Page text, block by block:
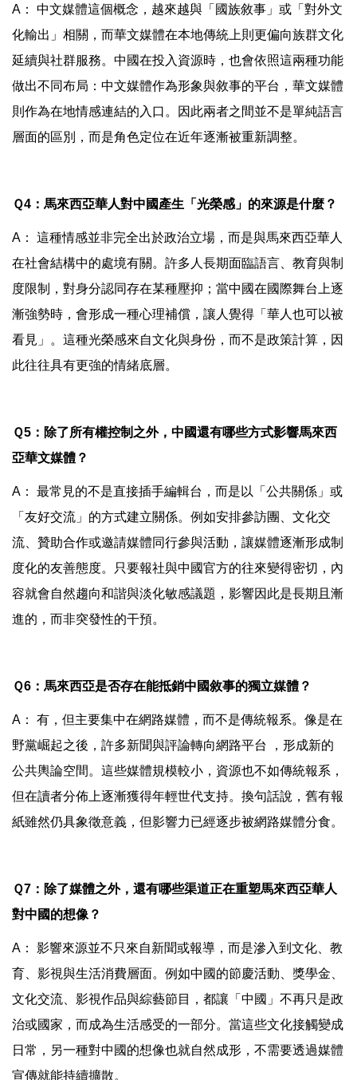
A： 中文媒體這個概念，越來越與「國族敘事」或「對外文
化輸出」相關，而華文媒體在本地傳統上則更偏向族群文化
延續與社群服務。中國在投入資源時，也會依照這兩種功能
做出不同布局：中文媒體作為形象與敘事的平台，華文媒體
則作為在地情感連結的入口。因此兩者之間並不是單純語言
層面的區別，而是角色定位在近年逐漸被重新調整。
Ｑ4：馬來西亞華人對中國產生「光榮感」的來源是什麼？
A： 這種情感並非完全出於政治立場，而是與馬來西亞華人
在社會結構中的處境有關。許多人長期面臨語言、教育與制
度限制，對身分認同存在某種壓抑；當中國在國際舞台上逐
漸強勢時，會形成一種心理補償，讓人覺得「華人也可以被
看見」。這種光榮感來自文化與身份，而不是政策計算，因
此往往具有更強的情緒底層。
Ｑ5：除了所有權控制之外，中國還有哪些方式影響馬來西
亞華文媒體？
A： 最常見的不是直接插手編輯台，而是以「公共關係」或
「友好交流」的方式建立關係。例如安排參訪團、文化交
流、贊助合作或邀請媒體同行參與活動，讓媒體逐漸形成制
度化的友善態度。只要報社與中國官方的往來變得密切，內
容就會自然趨向和諧與淡化敏感議題，影響因此是長期且漸
進的，而非突發性的干預。
Ｑ6：馬來西亞是否存在能抵銷中國敘事的獨立媒體？
A： 有，但主要集中在網路媒體，而不是傳統報系。像是在
野黨崛起之後，許多新聞與評論轉向網路平台 ，形成新的
公共輿論空間。這些媒體規模較小，資源也不如傳統報系，
但在讀者分佈上逐漸獲得年輕世代支持。換句話說，舊有報
紙雖然仍具象徵意義，但影響力已經逐步被網路媒體分食。
Ｑ7：除了媒體之外，還有哪些渠道正在重塑馬來西亞華人
對中國的想像？
A： 影響來源並不只來自新聞或報導，而是滲入到文化、教
育、影視與生活消費層面。例如中國的節慶活動、獎學金、
文化交流、影視作品與綜藝節目，都讓「中國」不再只是政
治或國家，而成為生活感受的一部分。當這些文化接觸變成
日常，另一種對中國的想像也就自然成形，不需要透過媒體
宣傳就能持續擴散。